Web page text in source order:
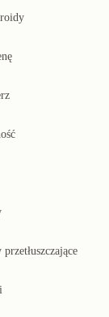
przetłuszczające